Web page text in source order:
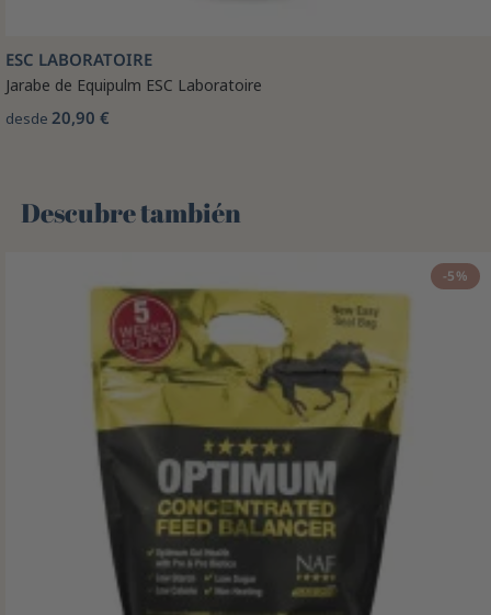
ESC LABORATOIRE
Jarabe de Equipulm ESC Laboratoire
desde 20,90 €
Descubre también 🌻
-5%